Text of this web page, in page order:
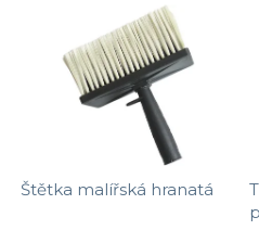
Štětka malířská hranatá